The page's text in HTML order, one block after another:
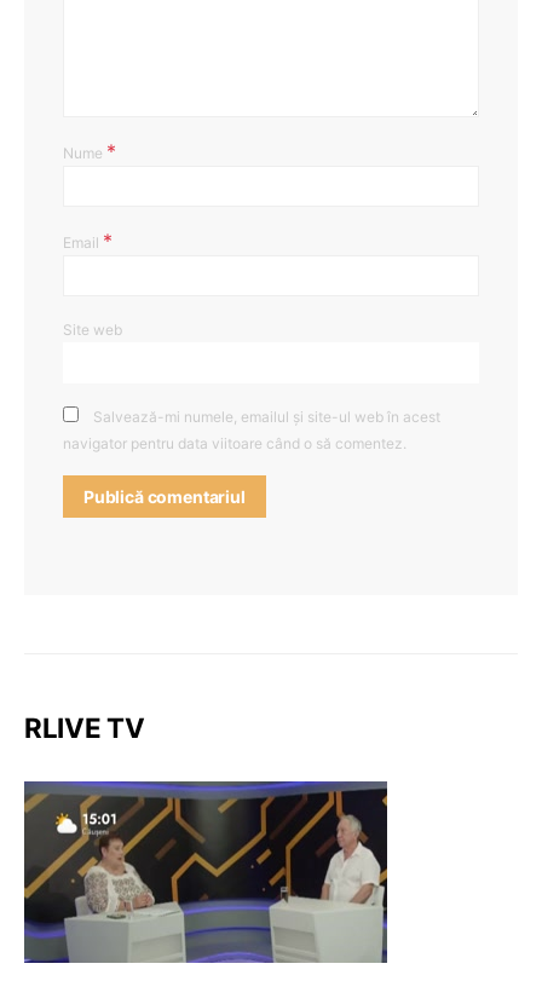
Nume *
Email *
Site web
Salvează-mi numele, emailul și site-ul web în acest
navigator pentru data viitoare când o să comentez.
RLIVE TV